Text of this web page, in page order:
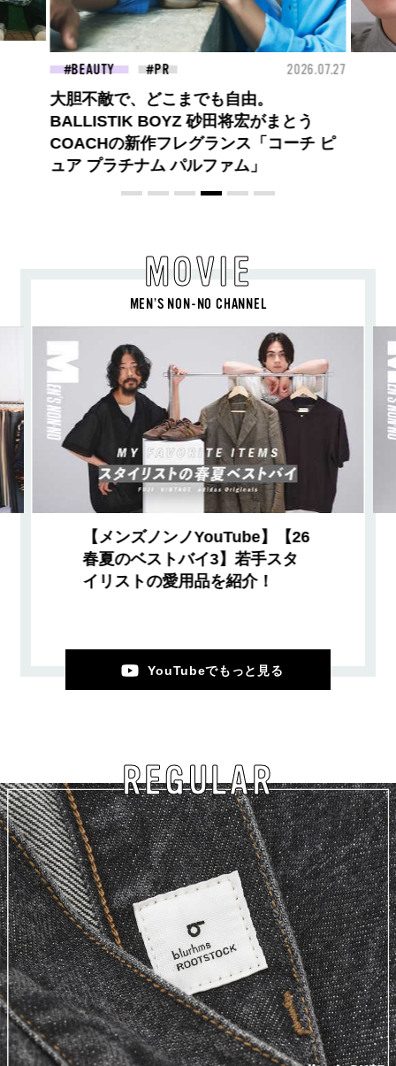
FASHION 2026.07.09
高橋璃央と、ジュエッテの出会い。夏の
定番、ピンクゴールドが印象的
な“SUMMER PINK”［meets Jouete!
Vol.12］
MOVIE
MEN’S NON-NO CHANNEL
【メンズノンノYouTube】【26
春夏のベストバイ3】若手スタ
イリストの愛用品を紹介！
YouTubeでもっと見る
REGULAR